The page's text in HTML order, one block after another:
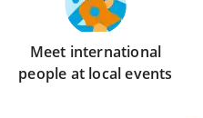
Meet international
people at local events